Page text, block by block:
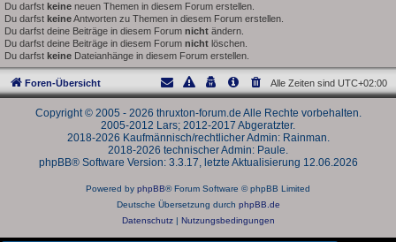
Du darfst keine neuen Themen in diesem Forum erstellen.
Du darfst keineAntworten zu Themen in diesem Forum erstellen.
Du darfst deine Beiträge in diesem Forum nicht ändern.
Du darfst deine Beiträge in diesem Forum nicht löschen.
Du darfst keine Dateianhänge in diesem Forum erstellen.
Foren-Übersicht Alle Zeiten sind UTC+02:00
Copyright © 2005 - 2026 thruxton-forum.de Alle Rechte vorbehalten.
2005-2012 Lars; 2012-2017 Abgeratzter.
2018-2026 Kaufmännisch/rechtlicher Admin: Rainman.
2018-2026 technischer Admin: Paule.
phpBB® Software Version: 3.3.17, letzte Aktualisierung 12.06.2026
Powered by phpBB® Forum Software © phpBB Limited
Deutsche Übersetzung durch phpBB.de
Datenschutz| Nutzungsbedingungen